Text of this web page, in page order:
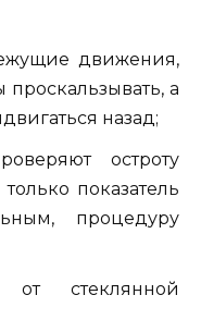
движения,
а
назад;
остроту
показатель
процедуру
стеклянной